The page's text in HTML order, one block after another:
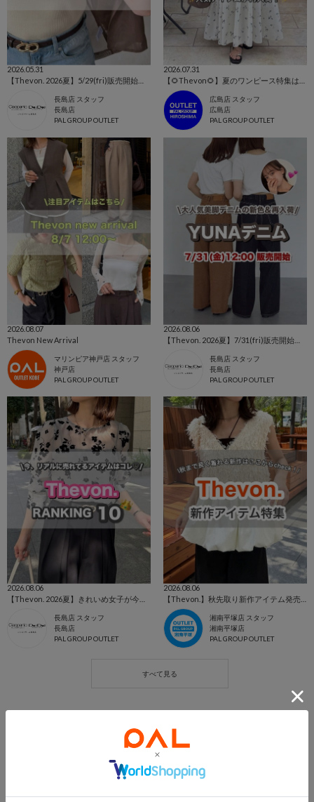
2026.05.31
長島店 スタッフ
長島店
PAL GROUP OUTLET
2026.07.31
広島店 スタッフ
広島店
PAL GROUP OUTLET
2026.08.07
Thevon New Arrival
マリンピア神戸店 スタッフ
神戸店
PAL GROUP OUTLET
2026.08.06
【Thevon. 2026夏】7/31(fri)販売開始🔔YUNAデニム新色&新サイズ登場🌷
長島店 スタッフ
長島店
PAL GROUP OUTLET
2026.08.06
長島店 スタッフ
長島店
PAL GROUP OUTLET
2026.08.06
湘南平塚店 スタッフ
湘南平塚店
PAL GROUP OUTLET
この商品を紹介したパルクロPLAY